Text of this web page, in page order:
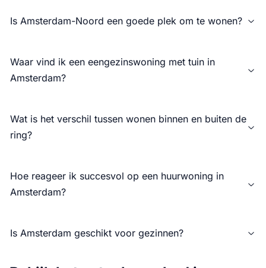
Is Amsterdam-Noord een goede plek om te wonen?
Waar vind ik een eengezinswoning met tuin in
Amsterdam?
Wat is het verschil tussen wonen binnen en buiten de
ring?
Hoe reageer ik succesvol op een huurwoning in
Amsterdam?
Is Amsterdam geschikt voor gezinnen?